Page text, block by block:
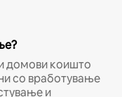
домови коишто
со вработување
и